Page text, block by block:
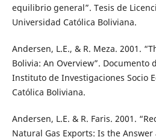
equilibrio general”. Tesis de
Universidad Católica Boliviana.
Andersen, L.E., & R. Meza. 2001.
Bolivia: An Overview”. Documento
Instituto de Investigaciones Socio
Católica Boliviana.
Andersen, L.E. & R. Faris. 2001.
Natural Gas Exports: Is the